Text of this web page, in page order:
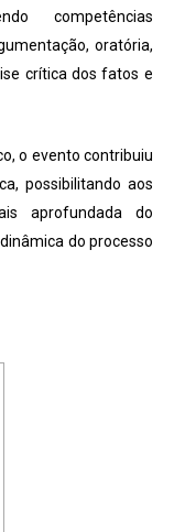
competências
oratória,
crítica dos fatos e
o evento contribuiu
possibilitando aos
aprofundada do
do processo